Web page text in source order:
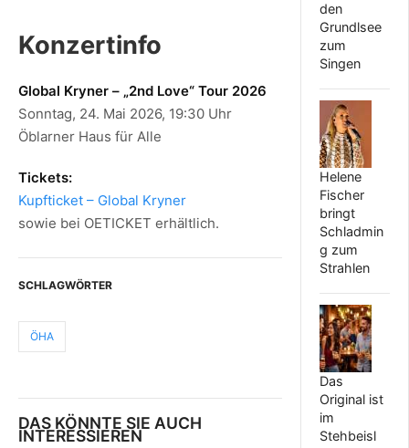
Konzertinfo
Global Kryner – „2nd Love“ Tour 2026
Sonntag, 24. Mai 2026, 19:30 Uhr
Öblarner Haus für Alle
Tickets:
Kupfticket – Global Kryner
sowie bei OETICKET erhältlich.
SCHLAGWÖRTER
ÖHA
DAS KÖNNTE SIE AUCH
INTERESSIEREN
den
Grundlsee
zum
Singen
Helene
Fischer
bringt
Schladmin
g zum
Strahlen
Das
Original ist
im
Stehbeisl